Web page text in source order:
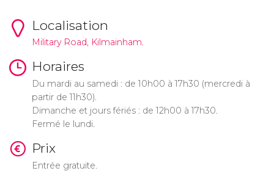
Localisation
Military Road, Kilmainham.
Horaires
Du mardi au samedi : de 10h00 à 17h30 (mercredi à
partir de 11h30).
Dimanche et jours fériés : de 12h00 à 17h30.
Fermé le lundi.
Prix
Entrée gratuite.